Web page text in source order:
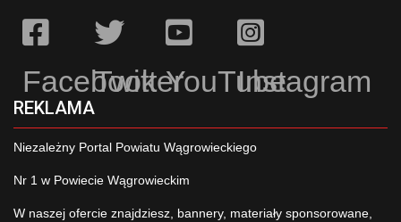
Facebook
TwitterYouTubeInstagram
REKLAMA
Niezależny Portal Powiatu Wągrowieckiego
Nr 1 w Powiecie Wągrowieckim
W naszej ofercie znajdziesz, bannery, materiały sponsorowane,